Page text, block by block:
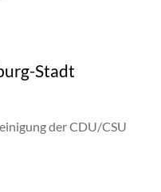
Stadt
der CDU/CSU